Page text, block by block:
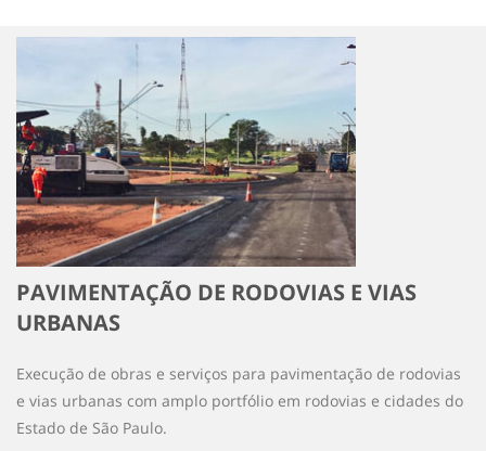
PAVIMENTAÇÃO DE RODOVIAS E VIAS
URBANAS
Execução de obras e serviços para pavimentação de rodovias
e vias urbanas com amplo portfólio em rodovias e cidades do
Estado de São Paulo.